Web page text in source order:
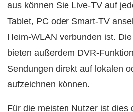
aus können Sie Live-TV auf
Tablet, PC oder Smart-TV
Heim-WLAN verbunden ist.
bieten außerdem DVR-
Sendungen direkt auf lokalen
aufzeichnen können.
Für die meisten Nutzer ist dies